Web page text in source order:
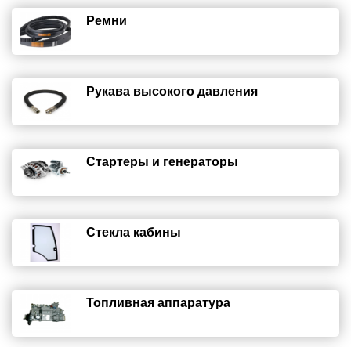
Ремни
Рукава высокого давления
Стартеры и генераторы
Стекла кабины
Топливная аппаратура